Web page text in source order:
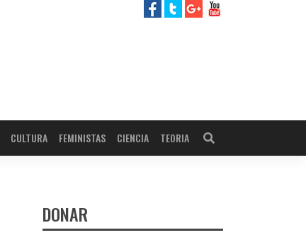
CULTURA FEMINISTAS CIENCIA TEORIA
DONAR